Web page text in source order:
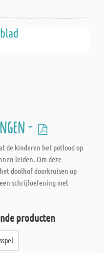
-
de kinderen het potlood op
leiden. Om deze
doolhof doorkruisen op
een schrijfoefening met
producten